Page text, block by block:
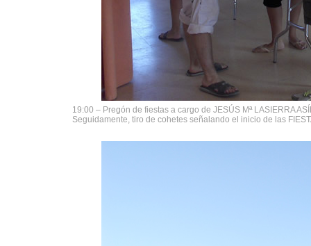
19:00 – Pregón de fiestas a cargo de JESÚS Mª LASIERRA
Seguidamente, tiro de cohetes señalando el inicio de las